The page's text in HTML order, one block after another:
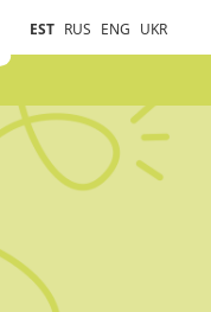
EST RUS ENG UKR